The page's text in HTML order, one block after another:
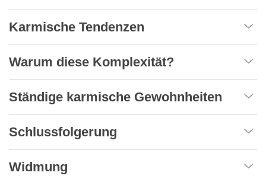
Karmische Tendenzen
Warum diese Komplexität?
Ständige karmische Gewohnheiten
Schlussfolgerung
Widmung